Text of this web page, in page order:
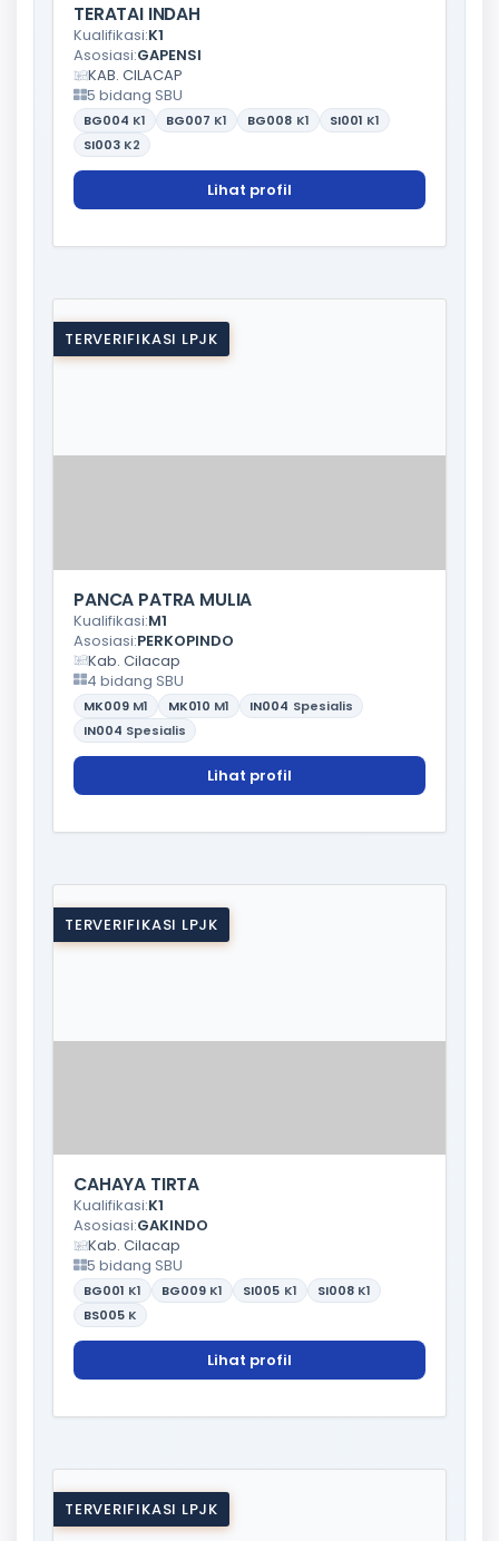
TERATAI INDAH
Kualifikasi:K1
Asosiasi:GAPENSI
KAB. CILACAP
5 bidang SBU
BG004 K1 BG007 K1 BG008 K1 SI001 K1
SI003 K2
Lihat profil
TERVERIFIKASI LPJK
PANCA PATRA MULIA
Kualifikasi:M1
Asosiasi:PERKOPINDO
Kab. Cilacap
4 bidang SBU
MK009 M1 MK010 M1 IN004 Spesialis
IN004 Spesialis
Lihat profil
TERVERIFIKASI LPJK
CAHAYA TIRTA
Kualifikasi:K1
Asosiasi:GAKINDO
Kab. Cilacap
5 bidang SBU
BG001 K1 BG009 K1 SI005 K1 SI008 K1
BS005 K
Lihat profil
TERVERIFIKASI LPJK